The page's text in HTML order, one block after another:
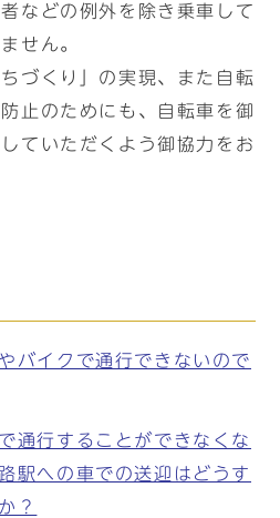
などの例外を除き乗車して
せん。
づくり」の実現、また自転
止のためにも、自転車を御
ていただくよう御協力をお
バイクで通行できないので
通行することができなくな
駅への車での送迎はどうす
？